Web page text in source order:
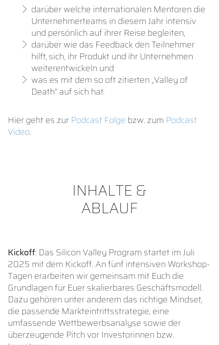
darüber welche internationalen Mentoren die
Unternehmerteams in diesem Jahr intensiv
und persönlich auf ihrer Reise begleiten,
darüber wie das Feedback den Teilnehmer
hilft, sich, ihr Produkt und ihr Unternehmen
weiterentwickeln und
was es mit dem so oft zitierten „Valley of
Death“ auf sich hat.
Hier geht es zur Podcast Folge bzw. zum Podcast
Video.
INHALTE &
ABLAUF
Kickoff: Das Silicon Valley Program startet im Juli
2025 mit dem Kickoff. An fünf intensiven Workshop-
Tagen erarbeiten wir gemeinsam mit Euch die
Grundlagen für Euer skalierbares Geschäftsmodell.
Dazu gehören unter anderem das richtige Mindset,
die passende Markteintrittsstrategie, eine
umfassende Wettbewerbsanalyse sowie der
überzeugende Pitch vor Investorinnen bzw.